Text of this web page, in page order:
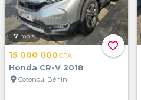
favorite_border
7 mois
15 000 000CFA
Honda CR-V 2018
location_on Cotonou, Bénin